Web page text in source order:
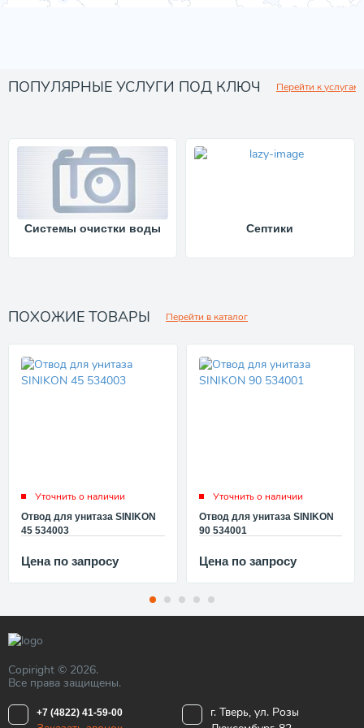
ПОПУЛЯРНЫЕ УСЛУГИ ПОД КЛЮЧ Перейти к услугам
Системы очистки воды Септики
ПОХОЖИЕ ТОВАРЫ Перейти в каталог
Уточнить о наличии
Отвод для унитаза SINIKON
45 534003
Цена по запросу
Уточнить о наличии
Отвод для унитаза SINIKON
90 534001
Цена по запросу
Copiright © 2026.
Все права защищены.
+7 (4822) 41-59-00
г. Тверь, ул. Розы